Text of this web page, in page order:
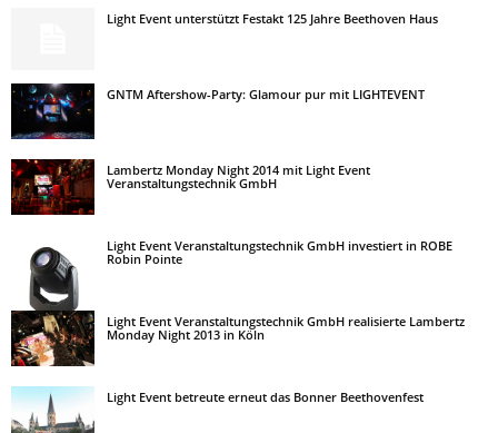
Light Event unterstützt Festakt 125 Jahre Beethoven Haus
GNTM Aftershow-Party: Glamour pur mit LIGHTEVENT
Lambertz Monday Night 2014 mit Light Event
Veranstaltungstechnik GmbH
Light Event Veranstaltungstechnik GmbH investiert in ROBE
Robin Pointe
Light Event Veranstaltungstechnik GmbH realisierte Lambertz
Monday Night 2013 in Köln
Light Event betreute erneut das Bonner Beethovenfest